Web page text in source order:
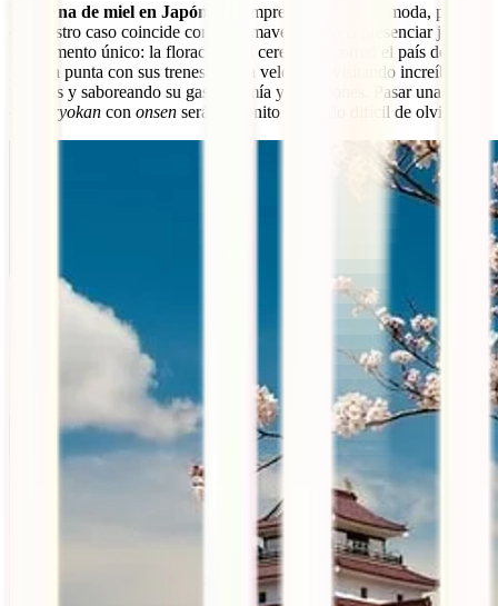
luna de miel en Japón
es siempre un destino de moda, pero si
en vuestro caso coincide con la primavera podréis presenciar juntos
un momento único: la floración del cerezo. Recorred el país de
punta a punta con sus trenes de alta velocidad visitando increíbles
templos y saboreando su gastronomía y tradiciones. Pasar una noche
ryokan con onsen será un bonito recuerdo difícil de olvidar.